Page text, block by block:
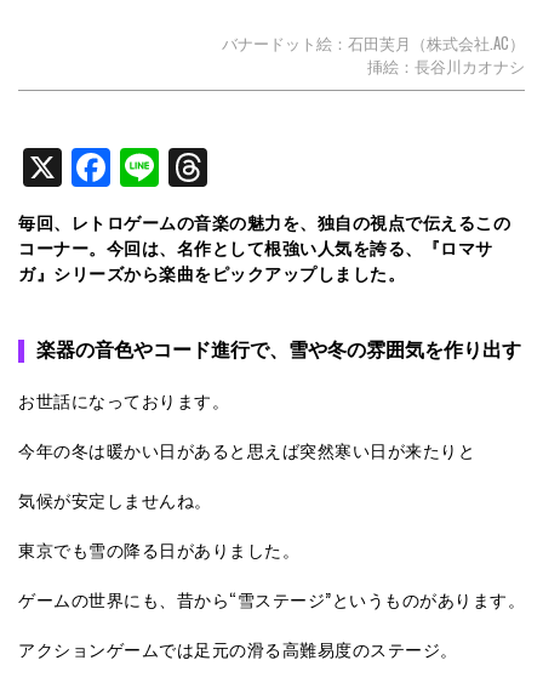
バナードット絵：石田芙月（株式会社.AC）
挿絵：長谷川カオナシ
X Facebook
Line
毎回、レトロゲームの音楽の魅力を、独自の視点で伝えるこの
コーナー。今回は、名作として根強い人気を誇る、『ロマサ
ガ』シリーズから楽曲をピックアップしました。
楽器の音色やコード進行で、雪や冬の雰囲気を作り出す
お世話になっております。
今年の冬は暖かい日があると思えば突然寒い日が来たりと
気候が安定しませんね。
東京でも雪の降る日がありました。
ゲームの世界にも、昔から“雪ステージ”というものがあります。
アクションゲームでは足元の滑る高難易度のステージ。